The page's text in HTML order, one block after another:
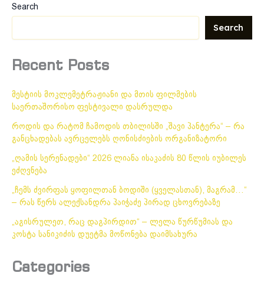
Search
Search
Recent Posts
მესტიის მოკლემეტრაჟიანი და მთის ფილმების
საერთაშორისო ფესტივალი დასრულდა
როდის და რატომ ჩამოდის თბილისში „შავი პანტერა“ – რა
განცხადებას ავრცელებს ღონისძიების ორგანიზატორი
„ღამის სერენადები“ 2026 ლიანა ისაკაძის 80 წლის იუბილეს
ეძღვნება
„ჩემს ძვირფას ყოფილთან ბოდიში (ყველასთან), მაგრამ…“
– რას წერს ალექსანდრა პაიჭაძე პირად ცხოვრებაზე
„აგისრულეთ, რაც დაგპირდით“ – ლელა წურწუმიას და
კოსტა სანიკიძის დუეტმა მოწონება დაიმსახურა
Categories